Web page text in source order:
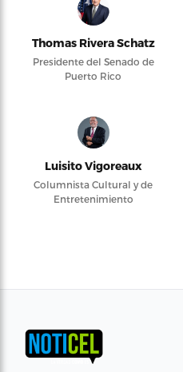
Thomas Rivera Schatz
Presidente del Senado de
Puerto Rico
Luisito Vigoreaux
Columnista Cultural y de
Entretenimiento